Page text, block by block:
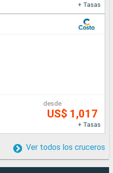
+ Tasas
desde
US$ 1,017
+ Tasas
Ver todos los cruceros